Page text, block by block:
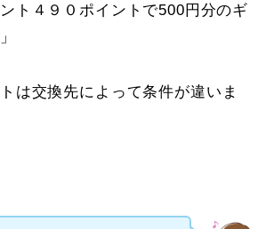
ント４９０ポイントで500円分のギ
は交換先によって条件が違いま